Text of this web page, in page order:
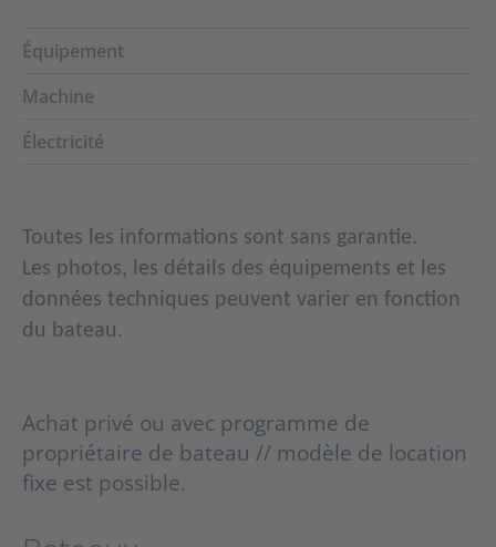
Équipement
Machine
Électricité
Toutes les informations sont sans garantie.
Les photos, les détails des équipements et les
données techniques peuvent varier en fonction
du bateau.
Achat privé ou avec programme de
propriétaire de bateau // modèle de location
fixe est possible.